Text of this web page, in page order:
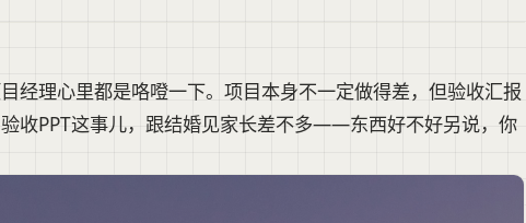
经理心里都是咯噔一下。项目本身不一定做得差，但验收汇报
收PPT这事儿，跟结婚见家长差不多——东西好不好另说，你